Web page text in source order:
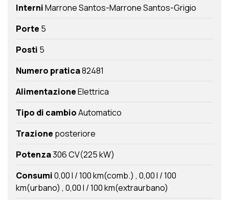
InterniMarrone Santos-Marrone Santos-Grigio
Porte 5
Posti 5
Numero pratica82481
AlimentazioneElettrica
Tipo di cambioAutomatico
Trazione posteriore
Potenza306 CV(225 kW)
Consumi0,00 l / 100 km(comb.) 0,00 l / 100
km(urbano) 0,00 l / 100 km(extraurbano)